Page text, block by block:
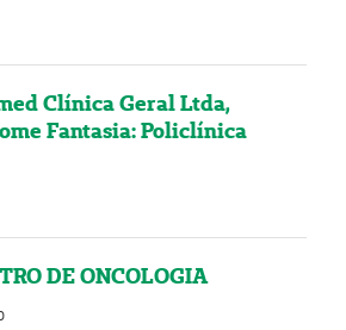
Clínica Geral Ltda,
Fantasia: Policlínica
DE ONCOLOGIA